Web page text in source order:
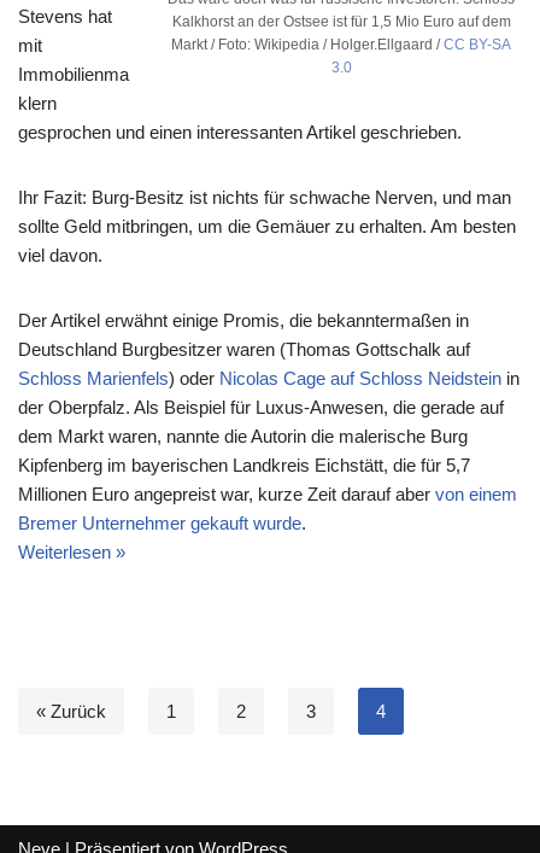
Kalkhorst an der Ostsee ist für 1,5 Mio Euro auf dem
Markt / Foto: Wikipedia / Holger.Ellgaard /CC BY-SA
3.0
Stevens hat
mit
Immobilienma
klern
gesprochen und einen interessanten Artikel geschrieben.
Ihr Fazit: Burg-Besitz ist nichts für schwache Nerven, und man
sollte Geld mitbringen, um die Gemäuer zu erhalten. Am besten
viel davon.
Der Artikel erwähnt einige Promis, die bekanntermaßen in
Deutschland Burgbesitzer waren (Thomas Gottschalk auf
Schloss Marienfels) oder Nicolas Cage auf Schloss Neidstein in
der Oberpfalz. Als Beispiel für Luxus-Anwesen, die gerade auf
dem Markt waren, nannte die Autorin die malerische Burg
Kipfenberg im bayerischen Landkreis Eichstätt, die für 5,7
Millionen Euro angepreist war, kurze Zeit darauf aber von einem
Bremer Unternehmer gekauft wurde.
Weiterlesen »
« Zurück 1 2 3 4
Neve | Präsentiert von WordPress